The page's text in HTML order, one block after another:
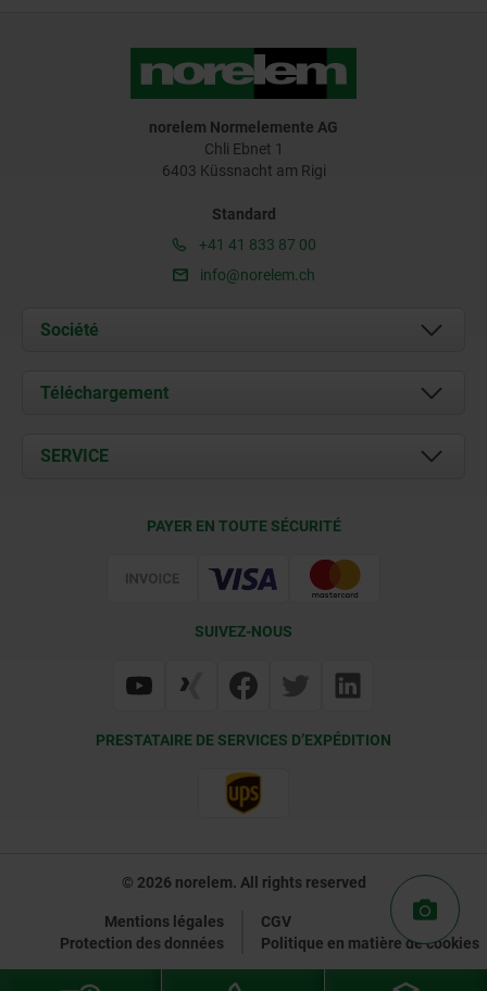
norelem Normelemente AG
Chli Ebnet 1
6403 Küssnacht am Rigi
Standard
+41 41 833 87 00
info@norelem.ch
Société
À propos de nous
Contact
Téléchargement
Documents
SERVICE
PAYER EN TOUTE SÉCURITÉ
SUIVEZ-NOUS
PRESTATAIRE DE SERVICES D’EXPÉDITION
© 2026 norelem. All rights reserved
Mentions légales
CGV
Protection des données
Politique en matière de cookies